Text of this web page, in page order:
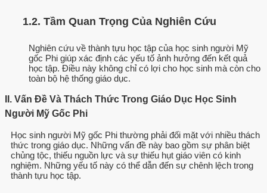
1.2. Tầm Quan Trọng Của Nghiên Cứu
Nghiên cứu về thành tựu học tập của học sinh người Mỹ
gốc Phi giúp xác định các yếu tố ảnh hưởng đến kết quả
học tập. Điều này không chỉ có lợi cho học sinh mà còn cho
toàn bộ hệ thống giáo dục.
II. Vấn Đề Và Thách Thức Trong Giáo Dục Học Sinh
Người Mỹ Gốc Phi
Học sinh người Mỹ gốc Phi thường phải đối mặt với nhiều thách
thức trong giáo dục. Những vấn đề này bao gồm sự phân biệt
chủng tộc, thiếu nguồn lực và sự thiếu hụt giáo viên có kinh
nghiệm. Những yếu tố này có thể dẫn đến sự chênh lệch trong
thành tựu học tập.